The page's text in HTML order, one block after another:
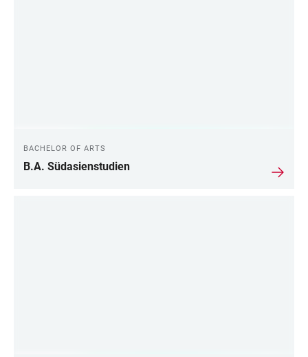
BACHELOR OF ARTS
B.A. Südasienstudien